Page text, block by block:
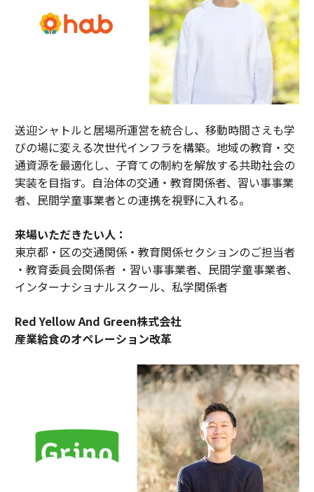
送迎シャトルと居場所運営を統合し、移動時間さえも学
びの場に変える次世代インフラを構築。地域の教育・交
通資源を最適化し、子育ての制約を解放する共助社会の
実装を目指す。自治体の交通・教育関係者、習い事事業
者、民間学童事業者との連携を視野に入れる。
来場いただきたい人：
東京都・区の交通関係・教育関係セクションのご担当者
・教育委員会関係者 ・習い事事業者、民間学童事業者、
インターナショナルスクール、私学関係者
Red Yellow And Green株式会社
産業給食のオペレーション改革